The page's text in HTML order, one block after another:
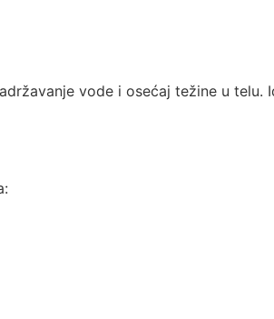
vode i osećaj težine u telu.